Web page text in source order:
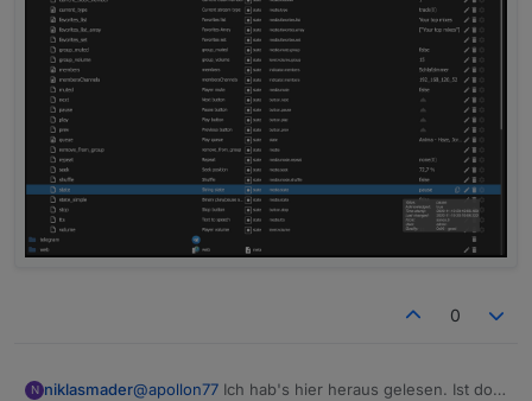
0
N niklasmader@apollon77 Ich hab's hier heraus gelesen. Ist dort